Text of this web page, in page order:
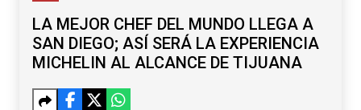
LA MEJOR CHEF DEL MUNDO LLEGA A
SAN DIEGO; ASÍ SERÁ LA EXPERIENCIA
MICHELIN AL ALCANCE DE TIJUANA